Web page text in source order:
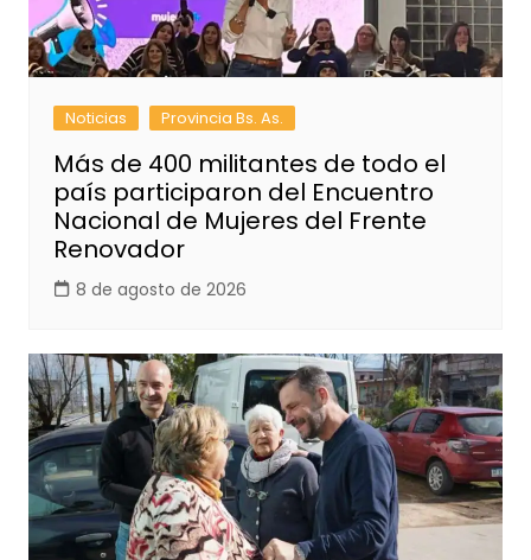
Noticias Provincia Bs. As.
Más de 400 militantes de todo el
país participaron del Encuentro
Nacional de Mujeres del Frente
Renovador
8 de agosto de 2026